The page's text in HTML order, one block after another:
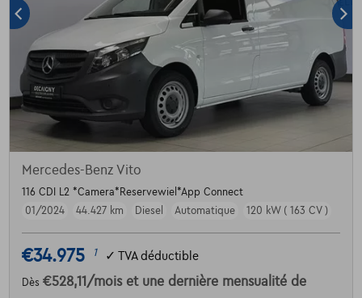
Mercedes-Benz Vito
116 CDI L2 *Camera*Reservewiel*App Connect
01/2024
44.427 km Diesel Automatique 120 kW ( 163 CV )
€34.975 1 ✓ TVA déductible
Dès €528,11 /mois et une dernière mensualité de